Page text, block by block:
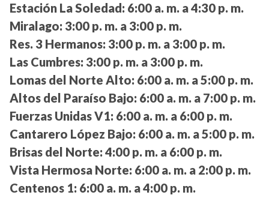
Estación La Soledad: 6:00 a. m. a 4:30 p. m.
Miralago: 3:00 p. m. a 3:00 p. m.
Res. 3 Hermanos: 3:00 p. m. a 3:00 p. m.
Las Cumbres: 3:00 p. m. a 3:00 p. m.
Lomas del Norte Alto: 6:00 a. m. a 5:00 p. m.
Altos del Paraíso Bajo: 6:00 a. m. a 7:00 p. m.
Fuerzas Unidas V1: 6:00 a. m. a 6:00 p. m.
Cantarero López Bajo: 6:00 a. m. a 5:00 p. m.
Brisas del Norte: 4:00 p. m. a 6:00 p. m.
Vista Hermosa Norte: 6:00 a. m. a 2:00 p. m.
Centenos 1: 6:00 a. m. a 4:00 p. m.